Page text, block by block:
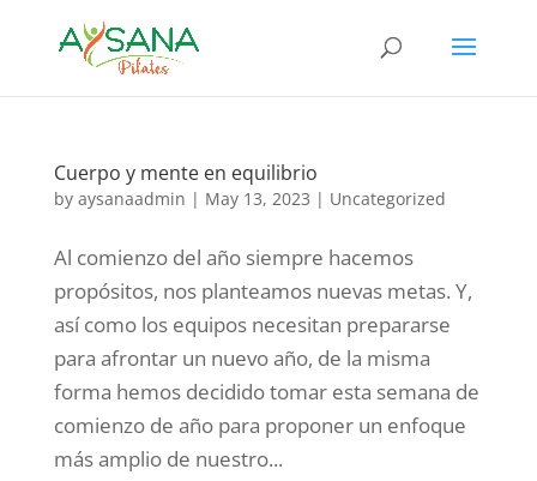
Cuerpo y mente en equilibrio
by aysanaadmin | May 13, 2023 | Uncategorized
Al comienzo del año siempre hacemos
propósitos, nos planteamos nuevas metas. Y,
así como los equipos necesitan prepararse
para afrontar un nuevo año, de la misma
forma hemos decidido tomar esta semana de
comienzo de año para proponer un enfoque
más amplio de nuestro...